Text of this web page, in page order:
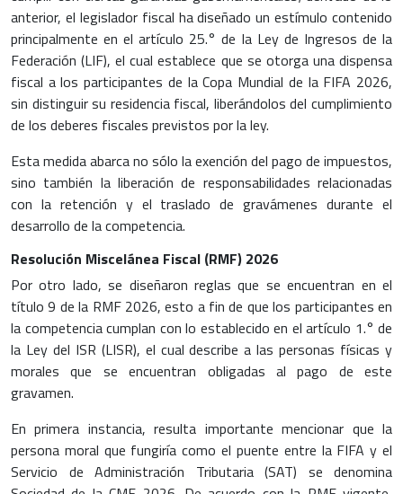
anterior, el legislador fiscal ha diseñado un estímulo contenido
principalmente en el artículo 25.° de la Ley de Ingresos de la
Federación (LIF), el cual establece que se otorga una dispensa
fiscal a los participantes de la Copa Mundial de la FIFA 2026,
sin distinguir su residencia fiscal, liberándolos del cumplimiento
de los deberes fiscales previstos por la ley.
Esta medida abarca no sólo la exención del pago de impuestos,
sino también la liberación de responsabilidades relacionadas
con la retención y el traslado de gravámenes durante el
desarrollo de la competencia.
Resolución Miscelánea Fiscal (RMF) 2026
Por otro lado, se diseñaron reglas que se encuentran en el
título 9 de la RMF 2026, esto a fin de que los participantes en
la competencia cumplan con lo establecido en el artículo 1.° de
la Ley del ISR (LISR), el cual describe a las personas físicas y
morales que se encuentran obligadas al pago de este
gravamen.
En primera instancia, resulta importante mencionar que la
persona moral que fungiría como el puente entre la FIFA y el
Servicio de Administración Tributaria (SAT) se denomina